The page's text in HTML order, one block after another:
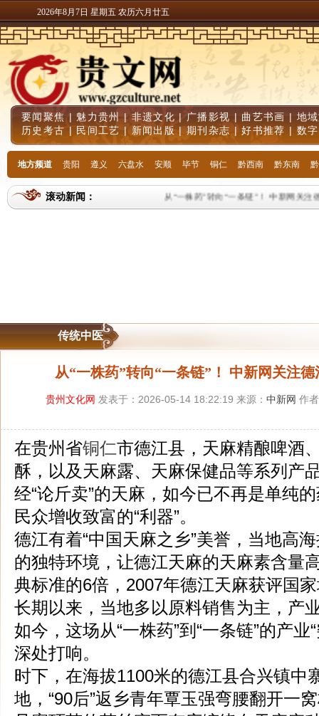
2026年8月7日 星期五 农历六月廿五
要闻聚焦| 魅力贵州|非遗文化 |广播影视 | 曲艺书画 | 地
历史考古 | 民间工艺 | 新闻出版|期刊杂志 |好书推荐 | 数
地方频道 贵阳 遵义 六盘水 安顺 毕节 铜仁 黔西南 黔东南
滚动新闻： 从“一株药”转向“一条链”！ 中新网关注
传统中医
从“一株药”转向“一条链”！ 中新网关注
贵州文化网 发表于：2026-05-14 18:22:19 来源： 中新网 作
在贵州省铜仁市德江县，天麻精酿啤酒
酥，以及天麻露、天麻保健品等系列产
经“论斤卖”的天麻，如今已不再是单纯
民众增收致富的“利器”。
德江有着“中国天麻之乡”美誉，当地高
的独特环境，让德江天麻的天麻素含量
典标准的6倍，2007年德江天麻获评国
长期以来，当地多以原料销售为主，产
如今，这场从“一株药”到“一条链”的产业
深处打响。
时下，在海拔1100米的德江县合兴镇中
地，“90后”返乡青年覃玉强弯腰翻开一